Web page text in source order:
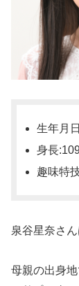
生年月
身長
趣味特
泉谷星奈さ
母親の出身